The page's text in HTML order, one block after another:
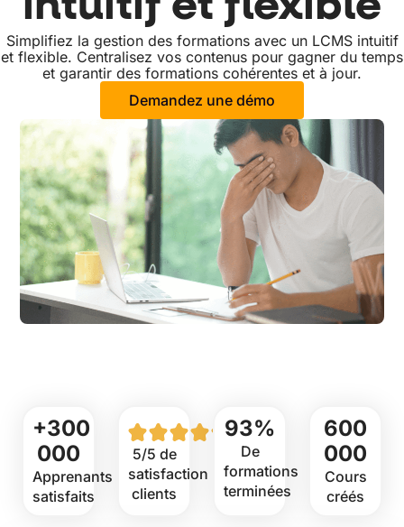
Simplifiez la gestion des formations avec un LCMS intuitif
et flexible. Centralisez vos contenus pour gagner du temps
et garantir des formations cohérentes et à jour.
Demandez une démo
+300
000
Apprenants
satisfaits
5/5 de
satisfaction
clients
93%
De
formations
terminées
600
000
Cours
créés